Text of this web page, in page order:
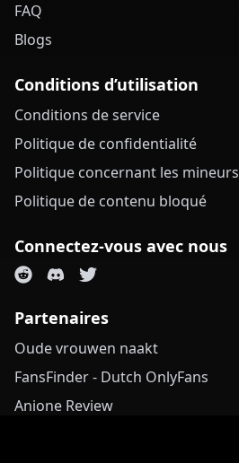
FAQ
Blogs
Conditions d’utilisation
Conditions de service
Politique de confidentialité
Politique concernant les mineurs
Politique de contenu bloqué
Connectez-vous avec nous
Partenaires
Oude vrouwen naakt
FansFinder - Dutch OnlyFans
Anione Review